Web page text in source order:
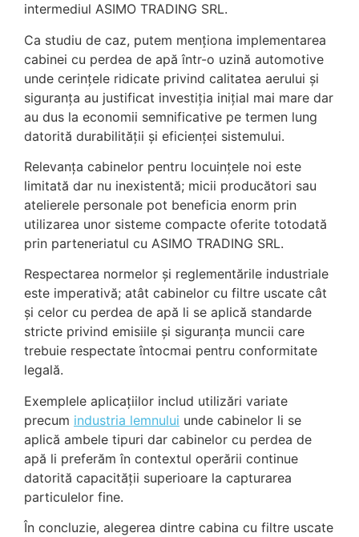
intermediul ASIMO TRADING SRL.
Ca studiu de caz, putem menționa implementarea
cabinei cu perdea de apă într-o uzină automotive
unde cerințele ridicate privind calitatea aerului și
siguranța au justificat investiția inițial mai mare dar
au dus la economii semnificative pe termen lung
datorită durabilității și eficienței sistemului.
Relevanța cabinelor pentru locuințele noi este
limitată dar nu inexistentă; micii producători sau
atelierele personale pot beneficia enorm prin
utilizarea unor sisteme compacte oferite totodată
prin parteneriatul cu ASIMO TRADING SRL.
Respectarea normelor și reglementările industriale
este imperativă; atât cabinelor cu filtre uscate cât
și celor cu perdea de apă li se aplică standarde
stricte privind emisiile și siguranța muncii care
trebuie respectate întocmai pentru conformitate
legală.
Exemplele aplicațiilor includ utilizări variate
precum industria lemnului unde cabinelor li se
aplică ambele tipuri dar cabinelor cu perdea de
apă li preferăm în contextul operării continue
datorită capacității superioare la capturarea
particulelor fine.
În concluzie, alegerea dintre cabina cu filtre uscate